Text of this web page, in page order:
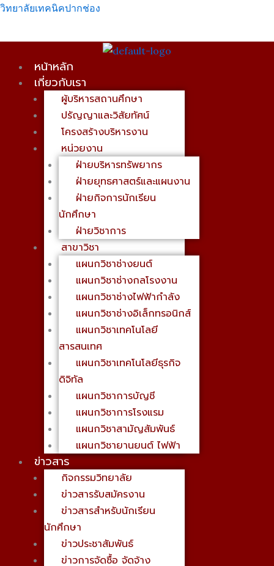
Skip
content
วิทยาลัยเทคนิคปากช่อง
เมนู
หน้าหลัก
เกี่ยวกับเรา
ผู้บริหารสถานศึกษา
ปรัญญาและวิสัยทัศน์
โครงสร้างบริหารงาน
หน่วยงาน
ฝ่ายบริหารทรัพยากร
ฝ่ายยุทธศาสตร์และแผนงาน
ฝ่ายกิจการนักเรียน
นักศึกษา
ฝ่ายวิชาการ
สาขาวิชา
แผนกวิชาช่างยนต์
แผนกวิชาช่างกลโรงงาน
แผนกวิชาช่างไฟฟ้ากำลัง
แผนกวิชาช่างอิเล็กทรอนิกส์
แผนกวิชาเทคโนโลยี
สารสนเทศ
แผนกวิชาเทคโนโลยีธุรกิจ
ดิจิทัล
แผนกวิชาการบัญชี
แผนกวิชาการโรงแรม
แผนกวิชาสามัญสัมพันธ์
แผนกวิชายานยนต์ ไฟฟ้า
ข่าวสาร
กิจกรรมวิทยาลัย
ข่าวสารรับสมัครงาน
ข่าวสารสำหรับนักเรียน
นักศึกษา
ข่าวประชาสัมพันธ์
ข่าวการจัดซื้อ จัดจ้าง